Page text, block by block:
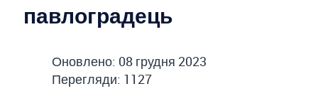
павлоградець
Оновлено: 08 грудня 2023
Перегляди: 1127